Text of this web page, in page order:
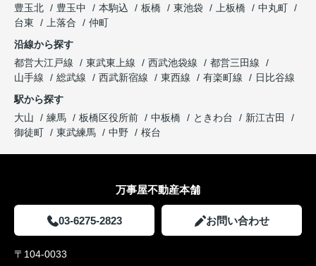
豊玉北
豊玉中 本駒込 板橋 東池袋 上板橋
中丸町
台東
上落合
仲町
沿線から探す
都営大江戸線
東武東上線 西武池袋線
都営三田線
山手線
総武線 西武新宿線 東西線 有楽町線
日比谷線
駅から探す
大山
練馬 板橋区役所前 中板橋 ときわ台
新江古田
御徒町
東武練馬 中野 桜台
万事屋不動産本舗
03-6275-2823 お問い合わせ
〒104-0033